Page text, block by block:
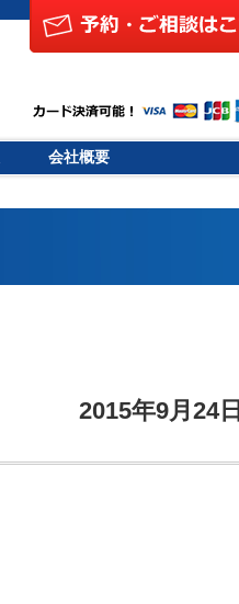
会社概要
2015年9月24日